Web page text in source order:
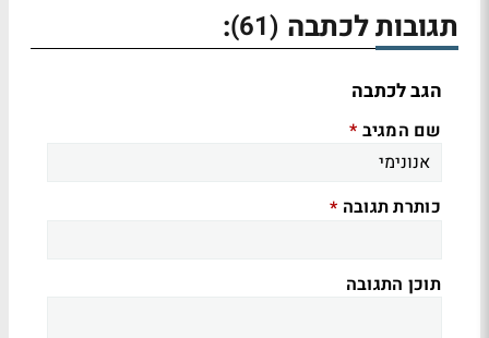
תגובות לכתבה (61)
:
הגב לכתבה
שם המגיב *
כותרת תגובה *
תוכן התגובה